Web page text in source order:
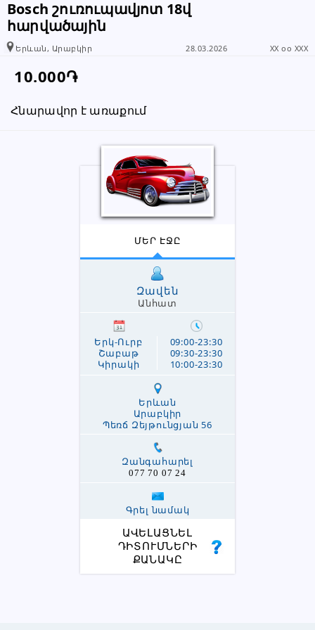
Bosch շուռուպավյոտ 18վ
հարվածային
Երևան, Արաբկիր 28.03.2026 XX oo XXX
10.000֏
Հնարավոր է առաքում
ՄԵՐ ԷՋԸ
Զավեն
Անհատ
Երկ-Ուրբ
Շաբաթ
Կիրակի
09:00-23:30
09:30-23:30
10:00-23:30
Երևան
Արաբկիր
Պեռճ Զեյթունցյան 56
Զանգահարել
077 70 07 24
Գրել նամակ
ԱՎԵԼԱՑՆԵԼ
ԴԻՏՈՒՄՆԵՐԻ
ՔԱՆԱԿԸ
տեղեկացնել, որ իր տվյալները
վերցրել եք www.RALLY.am կայքից